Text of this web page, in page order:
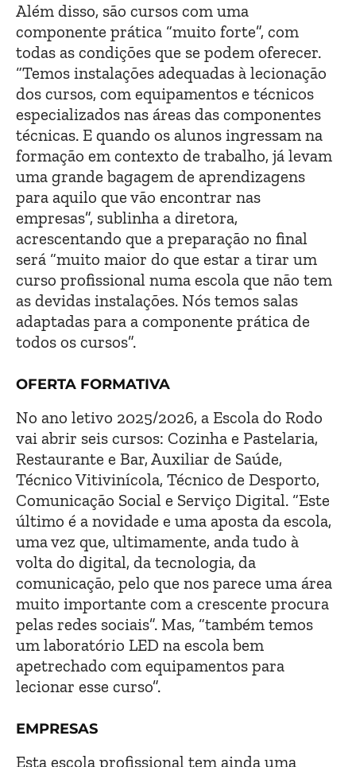
Além disso, são cursos com uma
componente prática “muito forte”, com
todas as condições que se podem oferecer.
“Temos instalações adequadas à lecionação
dos cursos, com equipamentos e técnicos
especializados nas áreas das componentes
técnicas. E quando os alunos ingressam na
formação em contexto de trabalho, já levam
uma grande bagagem de aprendizagens
para aquilo que vão encontrar nas
empresas”, sublinha a diretora,
acrescentando que a preparação no final
será “muito maior do que estar a tirar um
curso profissional numa escola que não tem
as devidas instalações. Nós temos salas
adaptadas para a componente prática de
todos os cursos”.
OFERTA FORMATIVA
No ano letivo 2025/2026, a Escola do Rodo
vai abrir seis cursos: Cozinha e Pastelaria,
Restaurante e Bar, Auxiliar de Saúde,
Técnico Vitivinícola, Técnico de Desporto,
Comunicação Social e Serviço Digital. “Este
último é a novidade e uma aposta da escola,
uma vez que, ultimamente, anda tudo à
volta do digital, da tecnologia, da
comunicação, pelo que nos parece uma área
muito importante com a crescente procura
pelas redes sociais”. Mas, “também temos
um laboratório LED na escola bem
apetrechado com equipamentos para
lecionar esse curso”.
EMPRESAS
Esta escola profissional tem ainda uma